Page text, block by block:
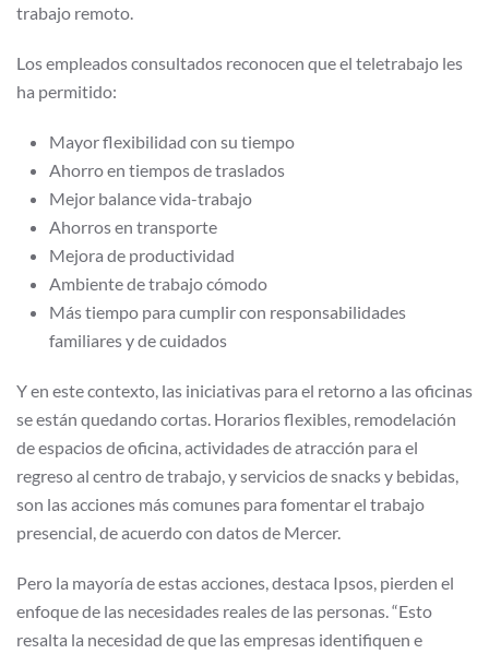
trabajo remoto.
Los empleados consultados reconocen que el teletrabajo les
ha permitido:
Mayor flexibilidad con su tiempo
Ahorro en tiempos de traslados
Mejor balance vida-trabajo
Ahorros en transporte
Mejora de productividad
Ambiente de trabajo cómodo
Más tiempo para cumplir con responsabilidades
familiares y de cuidados
Y en este contexto, las iniciativas para el retorno a las oficinas
se están quedando cortas. Horarios flexibles, remodelación
de espacios de oficina, actividades de atracción para el
regreso al centro de trabajo, y servicios de snacks y bebidas,
son las acciones más comunes para fomentar el trabajo
presencial, de acuerdo con datos de Mercer.
Pero la mayoría de estas acciones, destaca Ipsos, pierden el
enfoque de las necesidades reales de las personas. “Esto
resalta la necesidad de que las empresas identifiquen e